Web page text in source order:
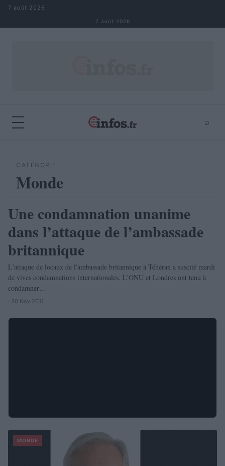
Aller au contenu
7 août 2026
7 août 2026
⌕
Rechercher
CATÉGORIE
Monde
MONDE
Une condamnation unanime
dans l’attaque de l’ambassade
britannique
L'attaque de locaux de l'ambassade britannique à Téhéran a suscité mardi
de vives condamnations internationales. L’ONU et Londres ont tenu à
condamner…
· 30 Nov 2011
MONDE